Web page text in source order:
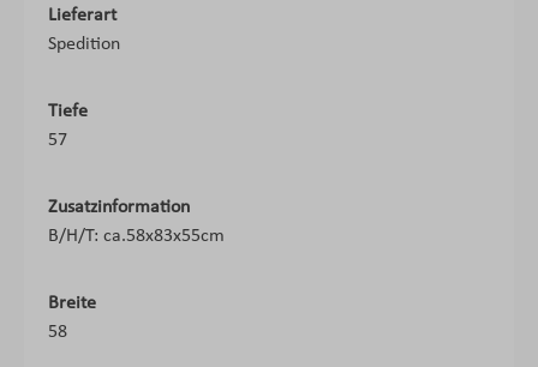
Lieferart
Spedition
Tiefe
57
Zusatzinformation
B/H/T: ca.58x83x55cm
Breite
58